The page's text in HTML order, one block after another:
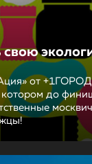
свою
от
котором до